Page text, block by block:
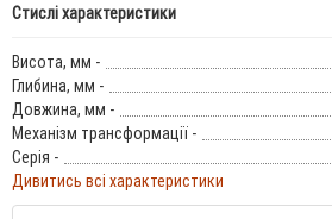
Стислі характеристики
Висота, мм -
Глибина, мм -
Довжина, мм -
Механізм трансформації -
Серія -
Дивитись всі характеристики